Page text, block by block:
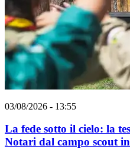
03/08/2026 - 13:55
La fede sotto il cielo: la
Notari dal campo scout